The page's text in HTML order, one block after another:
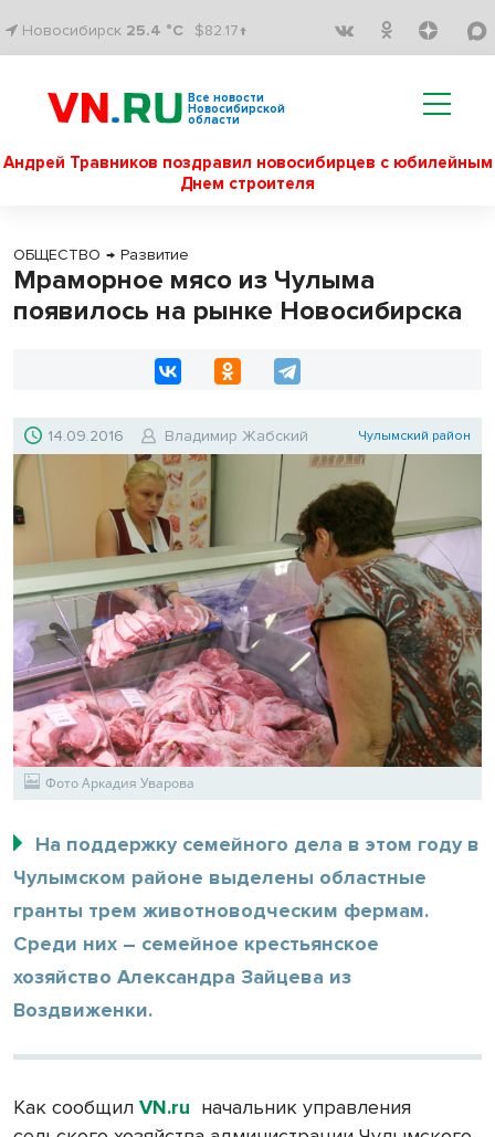
Новосибирск 25.4 °C $82.17↑
Все новости
Новосибирской
области
Андрей Травников поздравил новосибирцев с юбилейным
Днем строителя
ОБЩЕСТВО → Развитие
Мраморное мясо из Чулыма
появилось на рынке Новосибирска
14.09.2016 Владимир Жабский Чулымский район
Фото Аркадия Уварова
На поддержку семейного дела в этом году в
Чулымском районе выделены областные
гранты трем животноводческим фермам.
Среди них – семейное крестьянское
хозяйство Александра Зайцева из
Воздвиженки.
Как сообщил VN.ru начальник управления